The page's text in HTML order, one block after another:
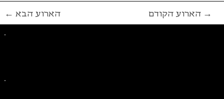
← הארוע הבא הארוע הקודם →